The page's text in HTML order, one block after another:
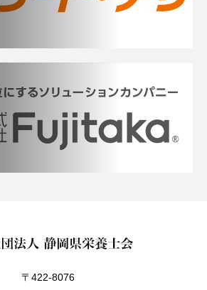
〒422-8076